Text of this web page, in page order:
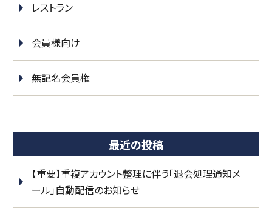
レストラン
会員様向け
無記名会員権
最近の投稿
【重要】重複アカウント整理に伴う「退会処理通知メ
ール」自動配信のお知らせ